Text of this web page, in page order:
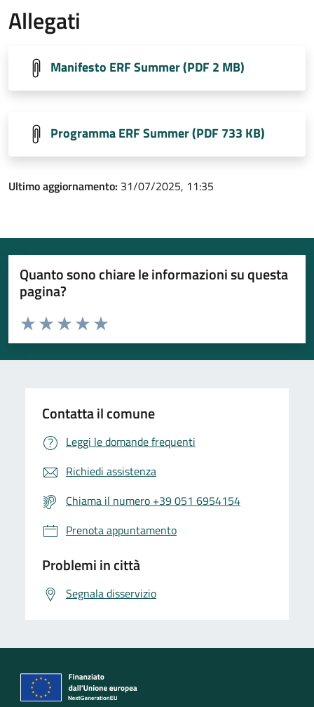
Allegati
Manifesto ERF Summer (PDF 2 MB)
Programma ERF Summer (PDF 733 KB)
Ultimo aggiornamento: 31/07/2025, 11:35
Quanto sono chiare le informazioni su questa
pagina?
Valuta da 1 a 5 stelle la pagina
Valuta 5 stelle su 5
Valuta 4 stelle su 5
Valuta 3 stelle su 5
Valuta 2 stelle su 5
Valuta 1 stelle su 5
Contatta il comune
Leggi le domande frequenti
Richiedi assistenza
Chiama il numero +39 051 6954154
Prenota appuntamento
Problemi in città
Segnala disservizio